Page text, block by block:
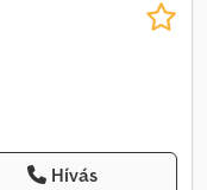
Hívás